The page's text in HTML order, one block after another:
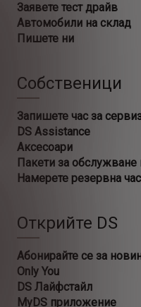
Заявете тест драйв
Автомобили на склад
Пишете ни
Собственици
Запишете час за
DS Assistance
Аксесоари
Пакети за обслужване
Намерете резервна
Открийте DS
Абонирайте се за
Only You
DS Лайфстайл
MyDS приложение